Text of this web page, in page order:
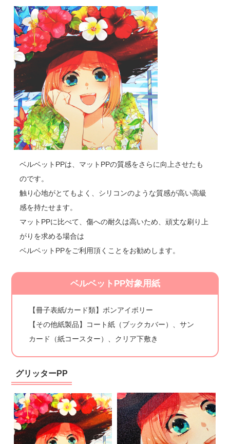
ベルベットPPは、マットPPの質感をさらに向上させたも
のです。
触り心地がとてもよく、シリコンのような質感が高い高級
感を持たせます。
マットPPに比べて、傷への耐久は高いため、頑丈な刷り上
がりを求める場合は
ベルベットPPをご利用頂くことをお勧めします。
ベルベットPP対象用紙
【冊子表紙/カード類】ボンアイボリー
【その他紙製品】コート紙（ブックカバー）、サン
カード（紙コースター）、クリア下敷き
グリッターPP